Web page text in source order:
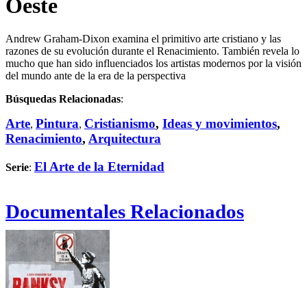
Oeste
Andrew Graham-Dixon examina el primitivo arte cristiano y las
razones de su evolución durante el Renacimiento. También revela lo
mucho que han sido influenciados los artistas modernos por la visión
del mundo ante de la era de la perspectiva
Búsquedas Relacionadas:
Arte, Pintura, Cristianismo, Ideas y movimientos,
Renacimiento, Arquitectura
Serie: El Arte de la Eternidad
Documentales Relacionados